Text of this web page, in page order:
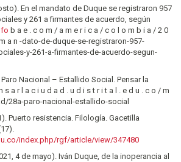
En el mandato de Duque se registraron 957
y 261 a firmantes de acuerdo, según
b a e . c o m / a m e r i c a / c o l o m b i a / 2 0
a n -dato-de-duque-se-registraron-957-
y-261-a-firmantes-de-acuerdo-segun-
Nacional – Estallido Social. Pensar la
a r l a c i u d a d . u d i s t r i t a l . e d u . c o / m
28a-paro-nacional-estallido-social
Puerto resistencia. Filología. Gacetilla
index.php/rgf/article/view/347480
4 de mayo). Iván Duque, de la inoperancia al